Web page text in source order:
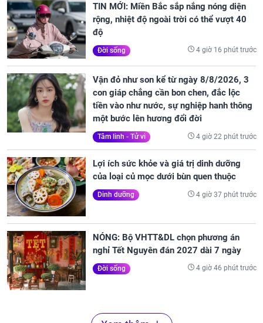
TIN MỚI: Miền Bắc sắp nắng nóng diện
rộng, nhiệt độ ngoài trời có thể vượt 40
độ
Đời sống 4 giờ 16 phút trước
Vận đỏ như son kể từ ngày 8/8/2026, 3
con giáp chẳng cần bon chen, đắc lộc
tiền vào như nước, sự nghiệp hanh thông
một bước lên hương đổi đời
Tâm linh - Tử vi 4 giờ 22 phút trước
Lợi ích sức khỏe và giá trị dinh dưỡng
của loại củ mọc dưới bùn quen thuộc
Dinh dưỡng 4 giờ 37 phút trước
NÓNG: Bộ VHTT&DL chọn phương án
nghỉ Tết Nguyên đán 2027 dài 7 ngày
Đời sống 4 giờ 46 phút trước